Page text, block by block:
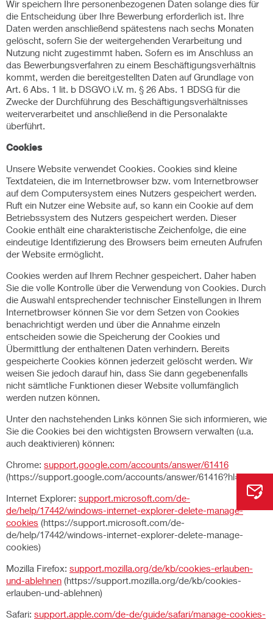
Wir speichern Ihre personenbezogenen Daten solange dies für
die Entscheidung über Ihre Bewerbung erforderlich ist. Ihre
Daten werden anschließend spätestens nach sechs Monaten
gelöscht, sofern Sie der weitergehenden Verarbeitung und
Nutzung nicht zugestimmt haben. Sofern es im Anschluss an
das Bewerbungsverfahren zu einem Beschäftigungsverhältnis
kommt, werden die bereitgestellten Daten auf Grundlage von
Art. 6 Abs. 1 lit. b DSGVO i.V. m. § 26 Abs. 1 BDSG für die
Zwecke der Durchführung des Beschäftigungsverhältnisses
weiterverarbeitet und anschließend in die Personalakte
überführt.
Cookies
Unsere Website verwendet Cookies. Cookies sind kleine
Textdateien, die im Internetbrowser bzw. vom Internetbrowser
auf dem Computersystem eines Nutzers gespeichert werden.
Ruft ein Nutzer eine Website auf, so kann ein Cookie auf dem
Betriebssystem des Nutzers gespeichert werden. Dieser
Cookie enthält eine charakteristische Zeichenfolge, die eine
eindeutige Identifizierung des Browsers beim erneuten Aufrufen
der Website ermöglicht.
Cookies werden auf Ihrem Rechner gespeichert. Daher haben
Sie die volle Kontrolle über die Verwendung von Cookies. Durch
die Auswahl entsprechender technischer Einstellungen in Ihrem
Internetbrowser können Sie vor dem Setzen von Cookies
benachrichtigt werden und über die Annahme einzeln
entscheiden sowie die Speicherung der Cookies und
Übermittlung der enthaltenen Daten verhindern. Bereits
gespeicherte Cookies können jederzeit gelöscht werden. Wir
weisen Sie jedoch darauf hin, dass Sie dann gegebenenfalls
nicht sämtliche Funktionen dieser Website vollumfänglich
werden nutzen können.
Unter den nachstehenden Links können Sie sich informieren, wie
Sie die Cookies bei den wichtigsten Browsern verwalten (u.a.
auch deaktivieren) können:
Chrome: support.google.com/accounts/answer/61416
(https://support.google.com/accounts/answer/61416?hl=de)
Internet Explorer: support.microsoft.com/de-
de/help/17442/windows-internet-explorer-delete-manage-
cookies (https://support.microsoft.com/de-
de/help/17442/windows-internet-explorer-delete-manage-
cookies)
Mozilla Firefox: support.mozilla.org/de/kb/cookies-erlauben-
und-ablehnen (https://support.mozilla.org/de/kb/cookies-
erlauben-und-ablehnen)
Safari: support.apple.com/de-de/guide/safari/manage-cookies-